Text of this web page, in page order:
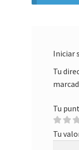
Iniciar
Tu
Tu
Tu